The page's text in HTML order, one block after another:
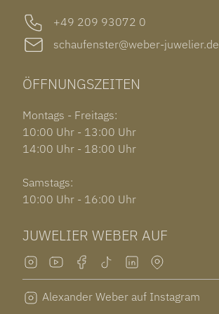
+49 209 93072 0
schaufenster@weber-juwelier.de
ÖFFNUNGSZEITEN
Montags - Freitags:
10:00 Uhr - 13:00 Uhr
14:00 Uhr - 18:00 Uhr
Samstags:
10:00 Uhr - 16:00 Uhr
JUWELIER WEBER AUF
Alexander Weber auf Instagram